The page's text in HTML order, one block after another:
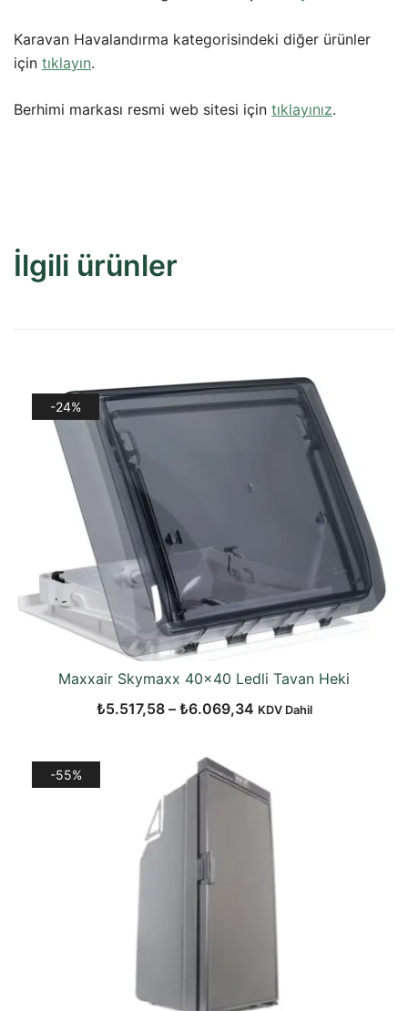
Karavan Havalandırma kategorisindeki diğer ürünler
için tıklayın.
Berhimi markası resmi web sitesi için tıklayınız.
İlgili ürünler
-24%
Maxxair Skymaxx 40×40 Ledli Tavan Heki
₺5.517,58 – ₺6.069,34Fiyat
-
₺6.069,34
KDV Dahil
-55%